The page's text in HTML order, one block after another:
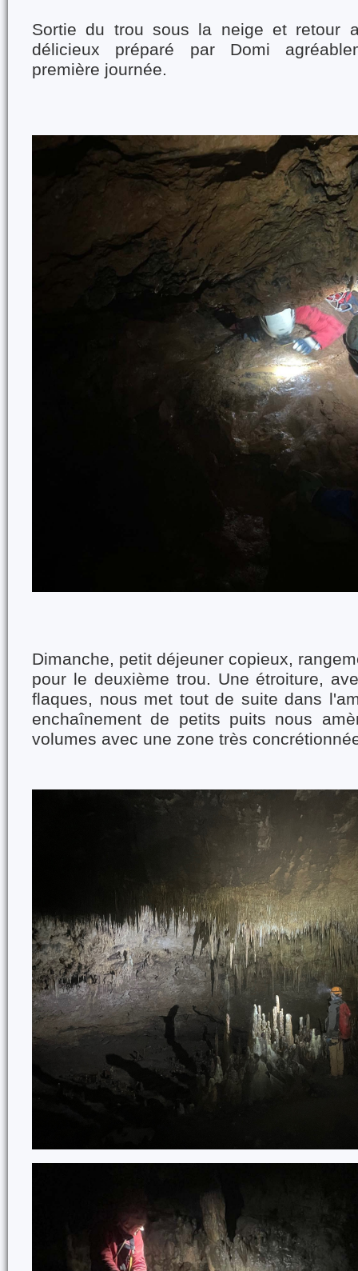
Sortie du trou sous la neige et retour
délicieux préparé par Domi
première journée.
Dimanche, petit déjeuner copieux,
pour le deuxième trou. Une étroiture,
flaques, nous met tout de suite dans
enchaînement de petits puits nous
volumes avec une zone très